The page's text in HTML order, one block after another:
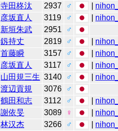
寺田柊汰 2937 ♂
彦坂直人 3119 ♂
新垣朱武 2951
♂
釼持丈 2819 ♂
首藤瞬 3157 ♂
彦坂直人 3117 ♂
山田規三生 3140 ♂
渡辺貢規 3076
♂
鶴田和志 3112 ♂
謝依旻 3089 ♀
林汉杰 3266 ♂